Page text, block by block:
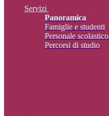
Servizi
Panoramica
Famiglie e studenti
Personale scolastico
Percorsi di studio